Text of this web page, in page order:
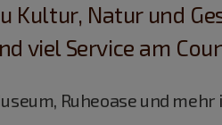
Kultur, Natur und
viel Service am
Ruheoase und